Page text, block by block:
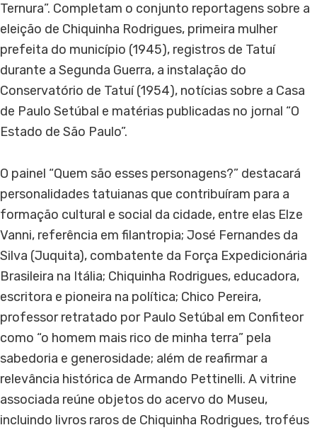
Ternura”. Completam o conjunto reportagens sobre a
eleição de Chiquinha Rodrigues, primeira mulher
prefeita do município (1945), registros de Tatuí
durante a Segunda Guerra, a instalação do
Conservatório de Tatuí (1954), notícias sobre a Casa
de Paulo Setúbal e matérias publicadas no jornal “O
Estado de São Paulo”.
O painel “Quem são esses personagens?” destacará
personalidades tatuianas que contribuíram para a
formação cultural e social da cidade, entre elas Elze
Vanni, referência em filantropia; José Fernandes da
Silva (Juquita), combatente da Força Expedicionária
Brasileira na Itália; Chiquinha Rodrigues, educadora,
escritora e pioneira na política; Chico Pereira,
professor retratado por Paulo Setúbal em Confiteor
como “o homem mais rico de minha terra” pela
sabedoria e generosidade; além de reafirmar a
relevância histórica de Armando Pettinelli. A vitrine
associada reúne objetos do acervo do Museu,
incluindo livros raros de Chiquinha Rodrigues, troféus